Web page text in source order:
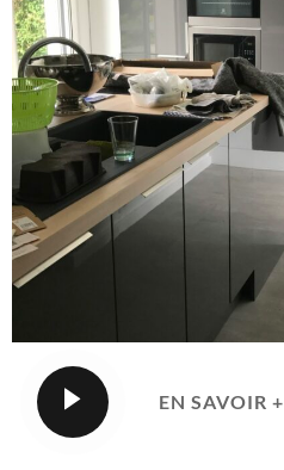
EN SAVOIR +